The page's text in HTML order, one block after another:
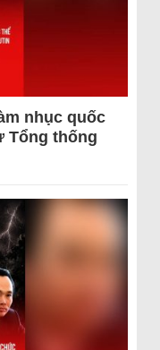
nhục quốc
Tổng thống